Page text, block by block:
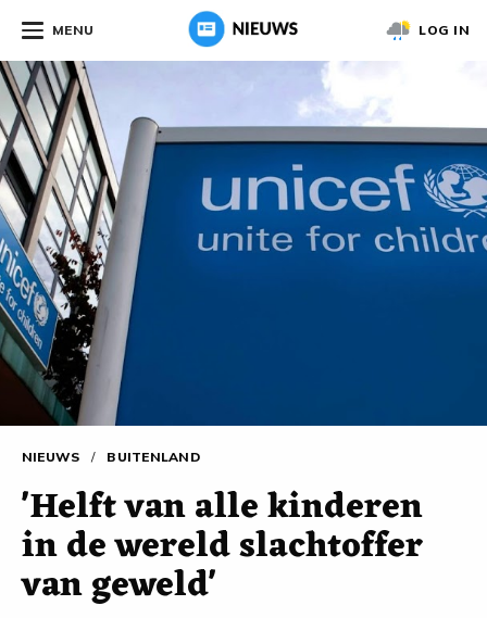
MENU LOG IN
NIEUWS / BUITENLAND
'Helft van alle kinderen
in de wereld slachtoffer
van geweld'